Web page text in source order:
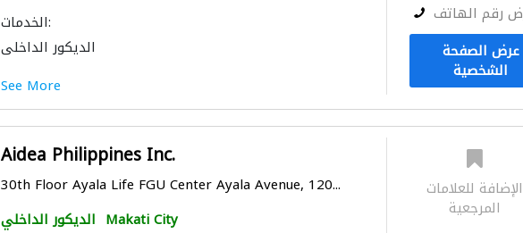
الخدمات:
الديكور الداخلي
See More
رقم الهاتف
عرض الصفحة
الشخصية
Aidea Philippines Inc.
30th Floor Ayala Life FGU Center Ayala Avenue, 120...
الديكور الداخلي Makati City
الإضافة للعلامات
المرجعية